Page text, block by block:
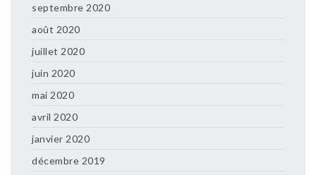
septembre 2020
août 2020
juillet 2020
juin 2020
mai 2020
avril 2020
janvier 2020
décembre 2019